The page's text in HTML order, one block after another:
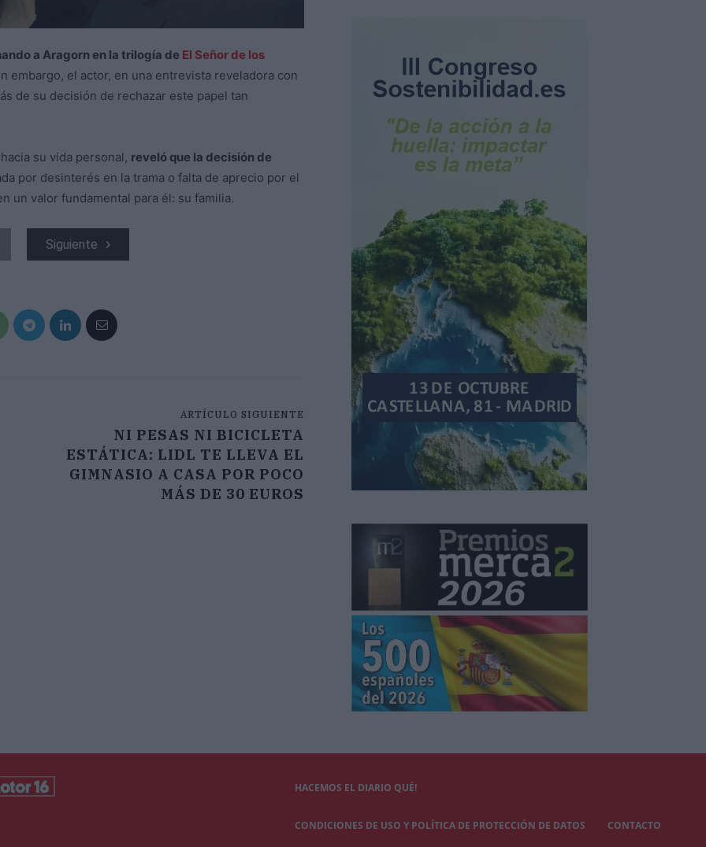
a Aragorn en la trilogía de El Señor de los
embargo, el actor, en una entrevista reveladora con
de su decisión de rechazar este papel tan
su vida personal, reveló que la decisión de
por desinterés en la trama o falta de aprecio por el
un valor fundamental para él: su familia.
Siguiente
ARTÍCULO SIGUIENTE
NI PESAS NI BICICLETA
ESTÁTICA: LIDL TE LLEVA EL
GIMNASIO A CASA POR POCO
MÁS DE 30 EUROS
HACEMOS EL DIARIO QUÉ!
CONDICIONES DE USO Y POLÍTICA DE PROTECCIÓN DE DATOS CONTACTO